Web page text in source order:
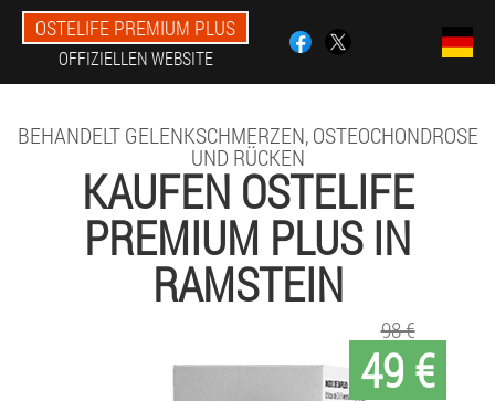
OSTELIFE PREMIUM PLUS
OFFIZIELLEN WEBSITE
BEHANDELT GELENKSCHMERZEN, OSTEOCHONDROSE
UND RÜCKEN
KAUFEN OSTELIFE
PREMIUM PLUS IN
RAMSTEIN
49 €
98 €